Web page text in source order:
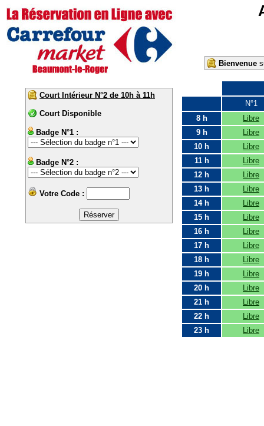
Bienvenue
Court Intérieur N°2 de 10h à 11h
Court Disponible
Badge N°1 :
Badge N°2 :
Votre Code :
N°1
8 h
Libre
9 h
Libre
10 h
Libre
11 h
Libre
12 h
Libre
13 h
Libre
14 h
Libre
15 h
Libre
16 h
Libre
17 h
Libre
18 h
Libre
19 h
Libre
20 h
Libre
21 h
Libre
22 h
Libre
23 h
Libre